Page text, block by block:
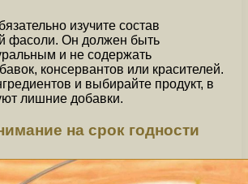
изучите состав
фасоли. Он должен быть
и не содержать
консервантов или красителей.
и выбирайте продукт, в
лишние добавки.
на срок годности